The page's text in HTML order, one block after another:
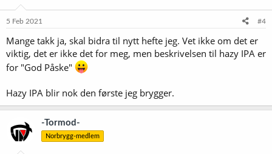
e
:
5 Feb 2021 #4
Mange takk ja, skal bidra til nytt hefte jeg. Vet ikke om det er
viktig, det er ikke det for meg, men beskrivelsen til hazy IPA er
for "God Påske"
Hazy IPA blir nok den første jeg brygger.
-Tormod-
Norbrygg-medlem